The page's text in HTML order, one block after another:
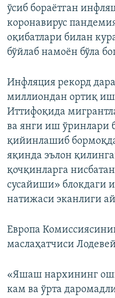
ўсиб бораётган
коронавирус
оқибатлари билан
бўйлаб намоён бўла
Инфляция рекорд
миллиондан ортиқ
Иттифоқида
ва янги иш ўринлари
қийинлашиб
яқинда эълон
қочқинларга
сусайиши» блокдаги
натижаси эканлиги
Европа
маслаҳатчиси
«Яшаш нархининг
кам ва ўрта